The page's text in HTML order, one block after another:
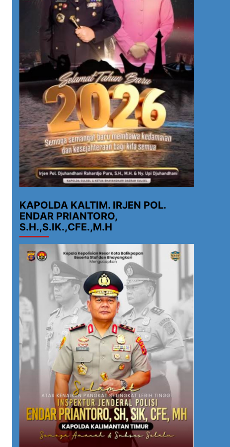
KAPOLDA KALTIM. IRJEN POL.
ENDAR PRIANTORO,
S.H.,S.IK.,CFE.,M.H